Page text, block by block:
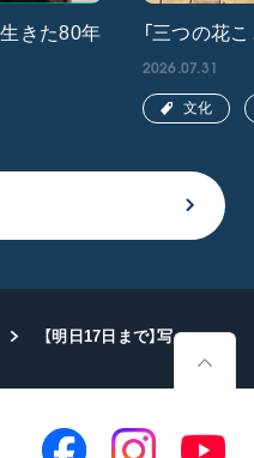
生きた80年
「三つの花
2026.07.31
文化
【明日17日まで】写真展「波涛を越えて」が神戸で開幕